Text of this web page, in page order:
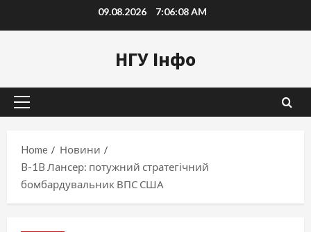
to
09.08.2026 7:06:10 AM
НГУ Інфо
Primary
Home
Новини
B-1B Лансер: потужний стратегічний
бомбардувальник ВПС США